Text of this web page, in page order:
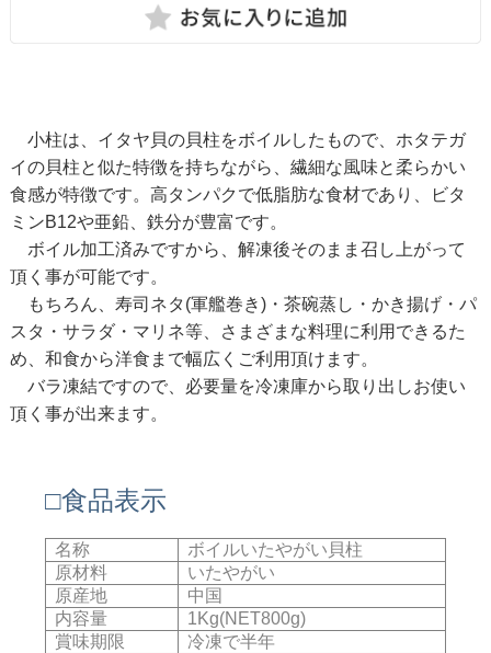
小柱は、イタヤ貝の貝柱をボイルしたもので、ホタテガ
イの貝柱と似た特徴を持ちながら、繊細な風味と柔らかい
食感が特徴です。高タンパクで低脂肪な食材であり、ビタ
ミンB12や亜鉛、鉄分が豊富です。
ボイル加工済みですから、解凍後そのまま召し上がって
頂く事が可能です。
もちろん、寿司ネタ(軍艦巻き)・茶碗蒸し・かき揚げ・パ
スタ・サラダ・マリネ等、さまざまな料理に利用できるた
め、和食から洋食まで幅広くご利用頂けます。
バラ凍結ですので、必要量を冷凍庫から取り出しお使い
頂く事が出来ます。
□食品表示
名称
ボイルいたやがい貝柱
原材料
いたやがい
原産地
中国
内容量
1Kg(NET800g)
賞味期限
冷凍で半年